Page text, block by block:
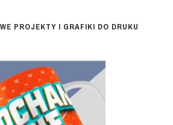
PROJEKTY I GRAFIKI DO DRUKU